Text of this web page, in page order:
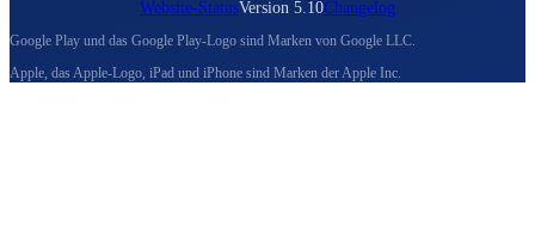
Website-StatusVersion 5.10Changelog
Google Play und das Google Play-Logo sind Marken von Google LLC.
Apple, das Apple-Logo, iPad und iPhone sind Marken der Apple Inc.